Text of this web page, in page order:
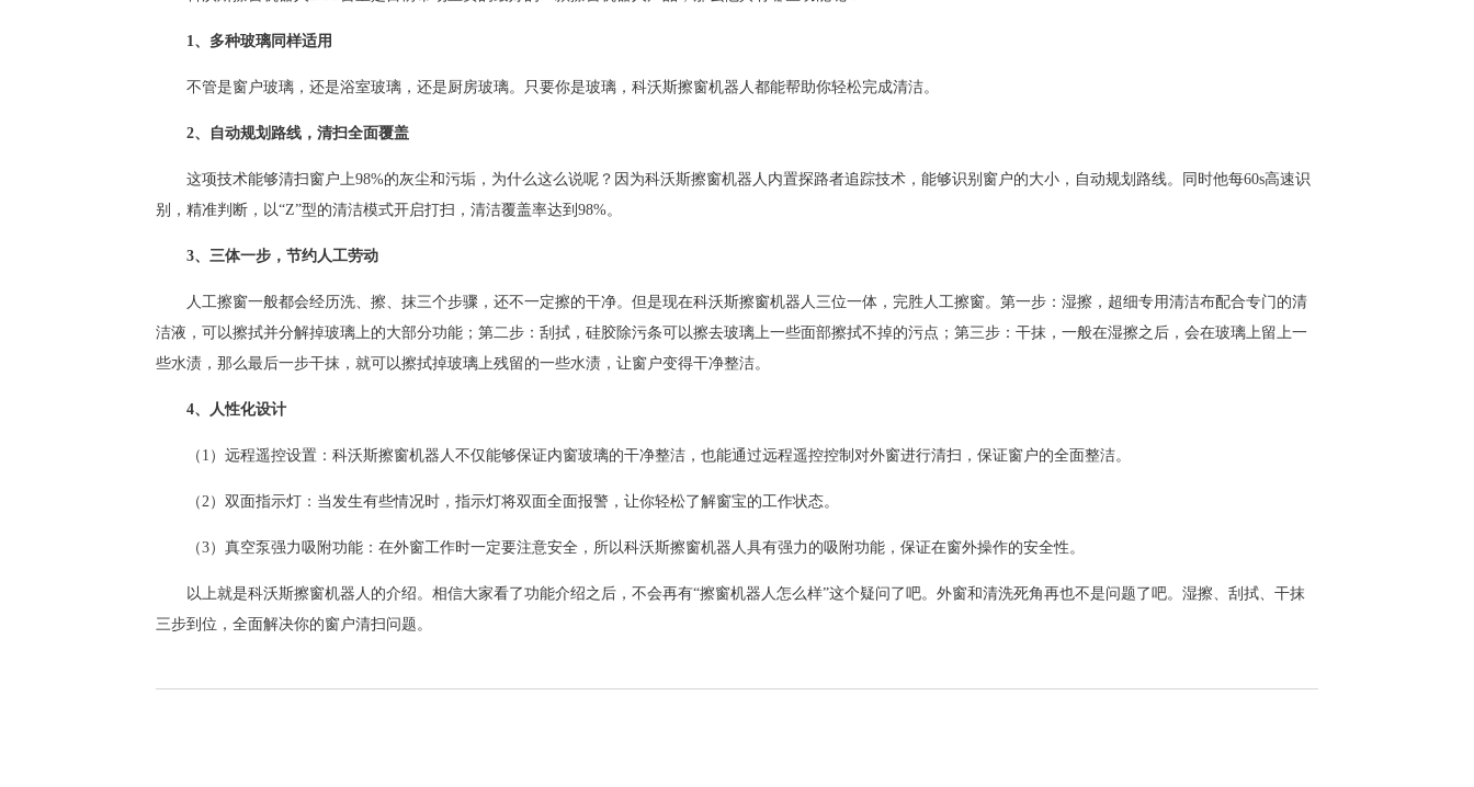
1、多种玻璃同样适用
不管是窗户玻璃，还是浴室玻璃，还是厨房玻璃。只要你是玻璃，科沃斯擦窗机器人都能帮助你轻松完成清洁。
2、自动规划路线，清扫全面覆盖
这项技术能够清扫窗户上98%的灰尘和污垢，为什么这么说呢？因为科沃斯擦窗机器人 内置探路者追踪技术，能够识别窗户的大小，自动规划路线。同时他每60s高速识
别，精准判断，以“Z”型的清洁模式开启打扫，清洁覆盖率达到 98%。
3、三体一步，节约人工劳动
人工擦窗一般都会经历洗、擦、抹三个步骤，还不一定擦的干净。但是现在科沃斯擦窗机器人三位一体，完胜人工擦窗。第一步：湿擦，超细专用清洁布配合专门的清
洁液，可以擦拭并分解掉玻璃上的大部分功能；第二步：刮拭，硅胶除污条可以擦去玻璃上一些面部擦拭不掉的污点；第三步：干抹，一般在湿擦之后，会在玻璃上留上一
些水渍，那么最后一步干抹，就可以擦拭掉玻璃上残留的一些水渍，让窗户变得干净整洁。
4、人性化设计
（ 1 ）远程遥控设置：科沃斯擦窗机器人不仅能够保证内窗玻璃的干净整洁，也能通过远程遥控控制对外窗进行清扫，保证窗户的全面整洁。
（2）双面指示灯：当发生有些情况时，指示灯将双面全面报警，让你轻松了解窗宝的工作状态。
（3）真空泵强力吸附功能：在外窗工作时一定要注意安全，所以科沃斯擦窗机器人具有强力的吸附功能，保证在窗外操作的安全性。
以上就是科沃斯擦窗机器人 的介绍。相信大家看了功能介绍之后，不会再有“擦窗机器人怎么样”这个疑问了吧。外窗和清洗死角再也不是问题了吧。湿擦、刮拭、干抹
三步到位，全面解决你的窗户清扫问题。